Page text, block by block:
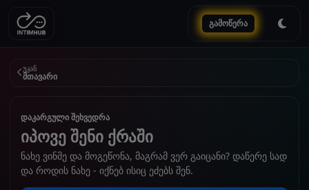
გამოწერა
უკან
მთავარი
დაკარგული შეხვედრა
იპოვე შენი ქრაში
ნახე ვინმე და მოგეწონა, მაგრამ ვერ გაიცანი? დაწერე სად
და როდის ნახე - იქნებ ისიც ეძებს შენ.